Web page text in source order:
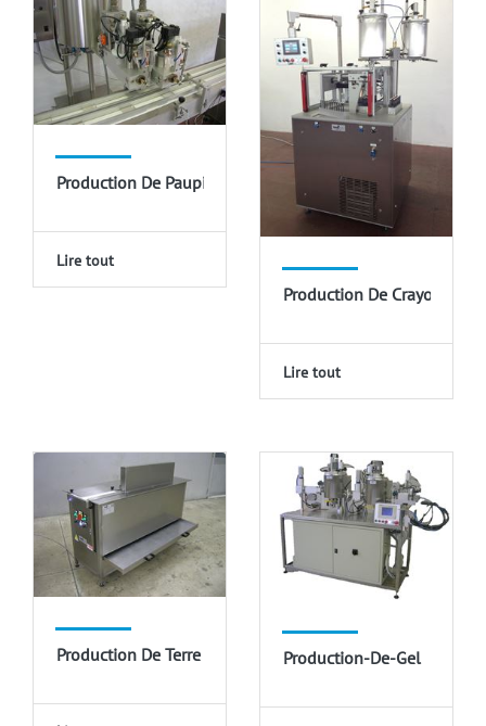
Production De Paupières
Lire tout
Production De Crayons
Lire tout
Production De Terre CosmétiqueProduction-De-Gel